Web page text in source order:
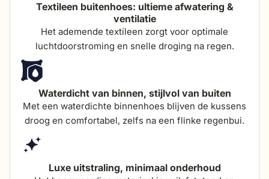
Textileen buitenhoes: ultieme afwatering &
ventilatie
Het ademende textileen zorgt voor optimale
luchtdoorstroming en snelle droging na regen.
Waterdicht van binnen, stijlvol van buiten
Met een waterdichte binnenhoes blijven de kussens
droog en comfortabel, zelfs na een flinke regenbui.
Luxe uitstraling, minimaal onderhoud